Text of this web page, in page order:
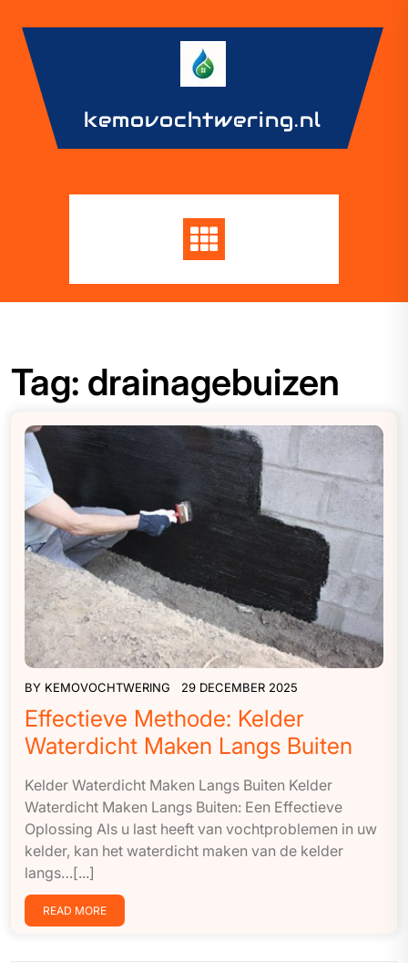
content
kemovochtwering.nl
Tag: drainagebuizen
BY KEMOVOCHTWERING 29 DECEMBER 2025
Effectieve Methode: Kelder
Waterdicht Maken Langs Buiten
Kelder Waterdicht Maken Langs Buiten Kelder
Waterdicht Maken Langs Buiten: Een Effectieve
Oplossing Als u last heeft van vochtproblemen in uw
kelder, kan het waterdicht maken van de kelder
langs…[...]
READ MORE